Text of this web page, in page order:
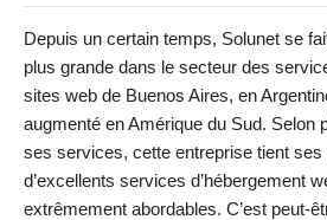
Depuis un certain temps, Solunet se
plus grande dans le secteur des
sites web de Buenos Aires, en
augmenté en Amérique du Sud. Selon
ses services, cette entreprise tient
d’excellents services d’hébergement
extrêmement abordables. C’est peut-